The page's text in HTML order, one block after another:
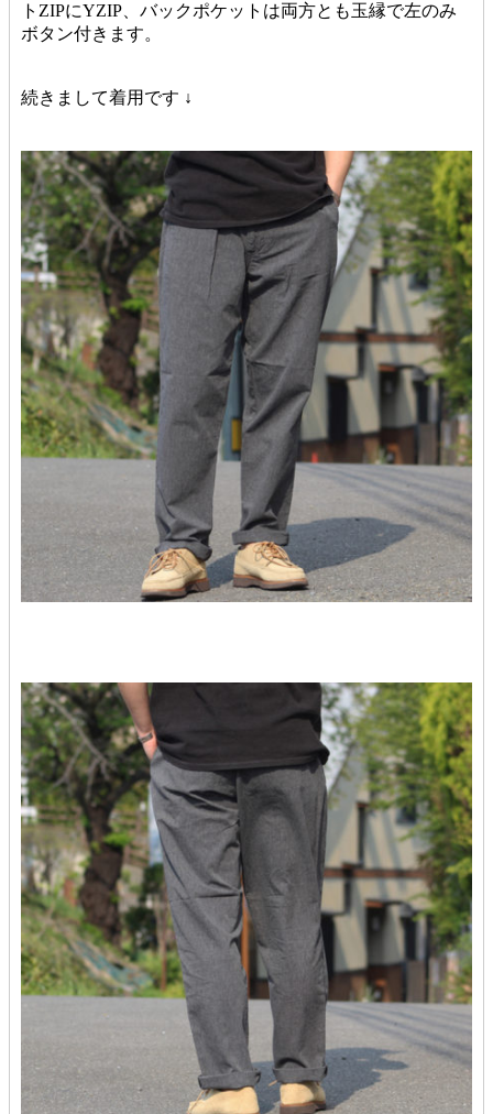
トZIPにYZIP、バックポケットは両方とも玉縁で左のみ
ボタン付きます。
続きまして着用です ↓